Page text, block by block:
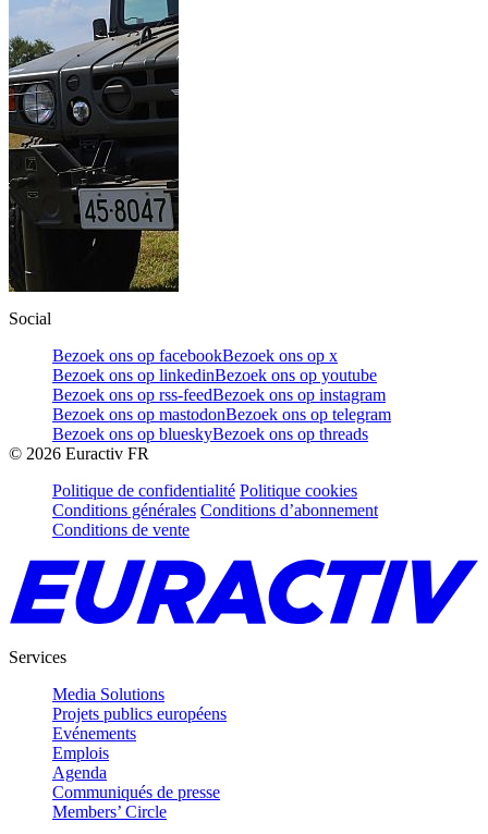
Social
Bezoek ons op facebookBezoek ons op x
Bezoek ons op linkedinBezoek ons op youtube
Bezoek ons op rss-feedBezoek ons op instagram
Bezoek ons op mastodonBezoek ons op telegram
Bezoek ons op blueskyBezoek ons op threads
© 2026 Euractiv FR
Politique de confidentialité Politique cookies
Conditions générales Conditions d’abonnement
Conditions de vente
Services
Media Solutions
Projets publics européens
Evénements
Emplois
Agenda
Communiqués de presse
Members’ Circle